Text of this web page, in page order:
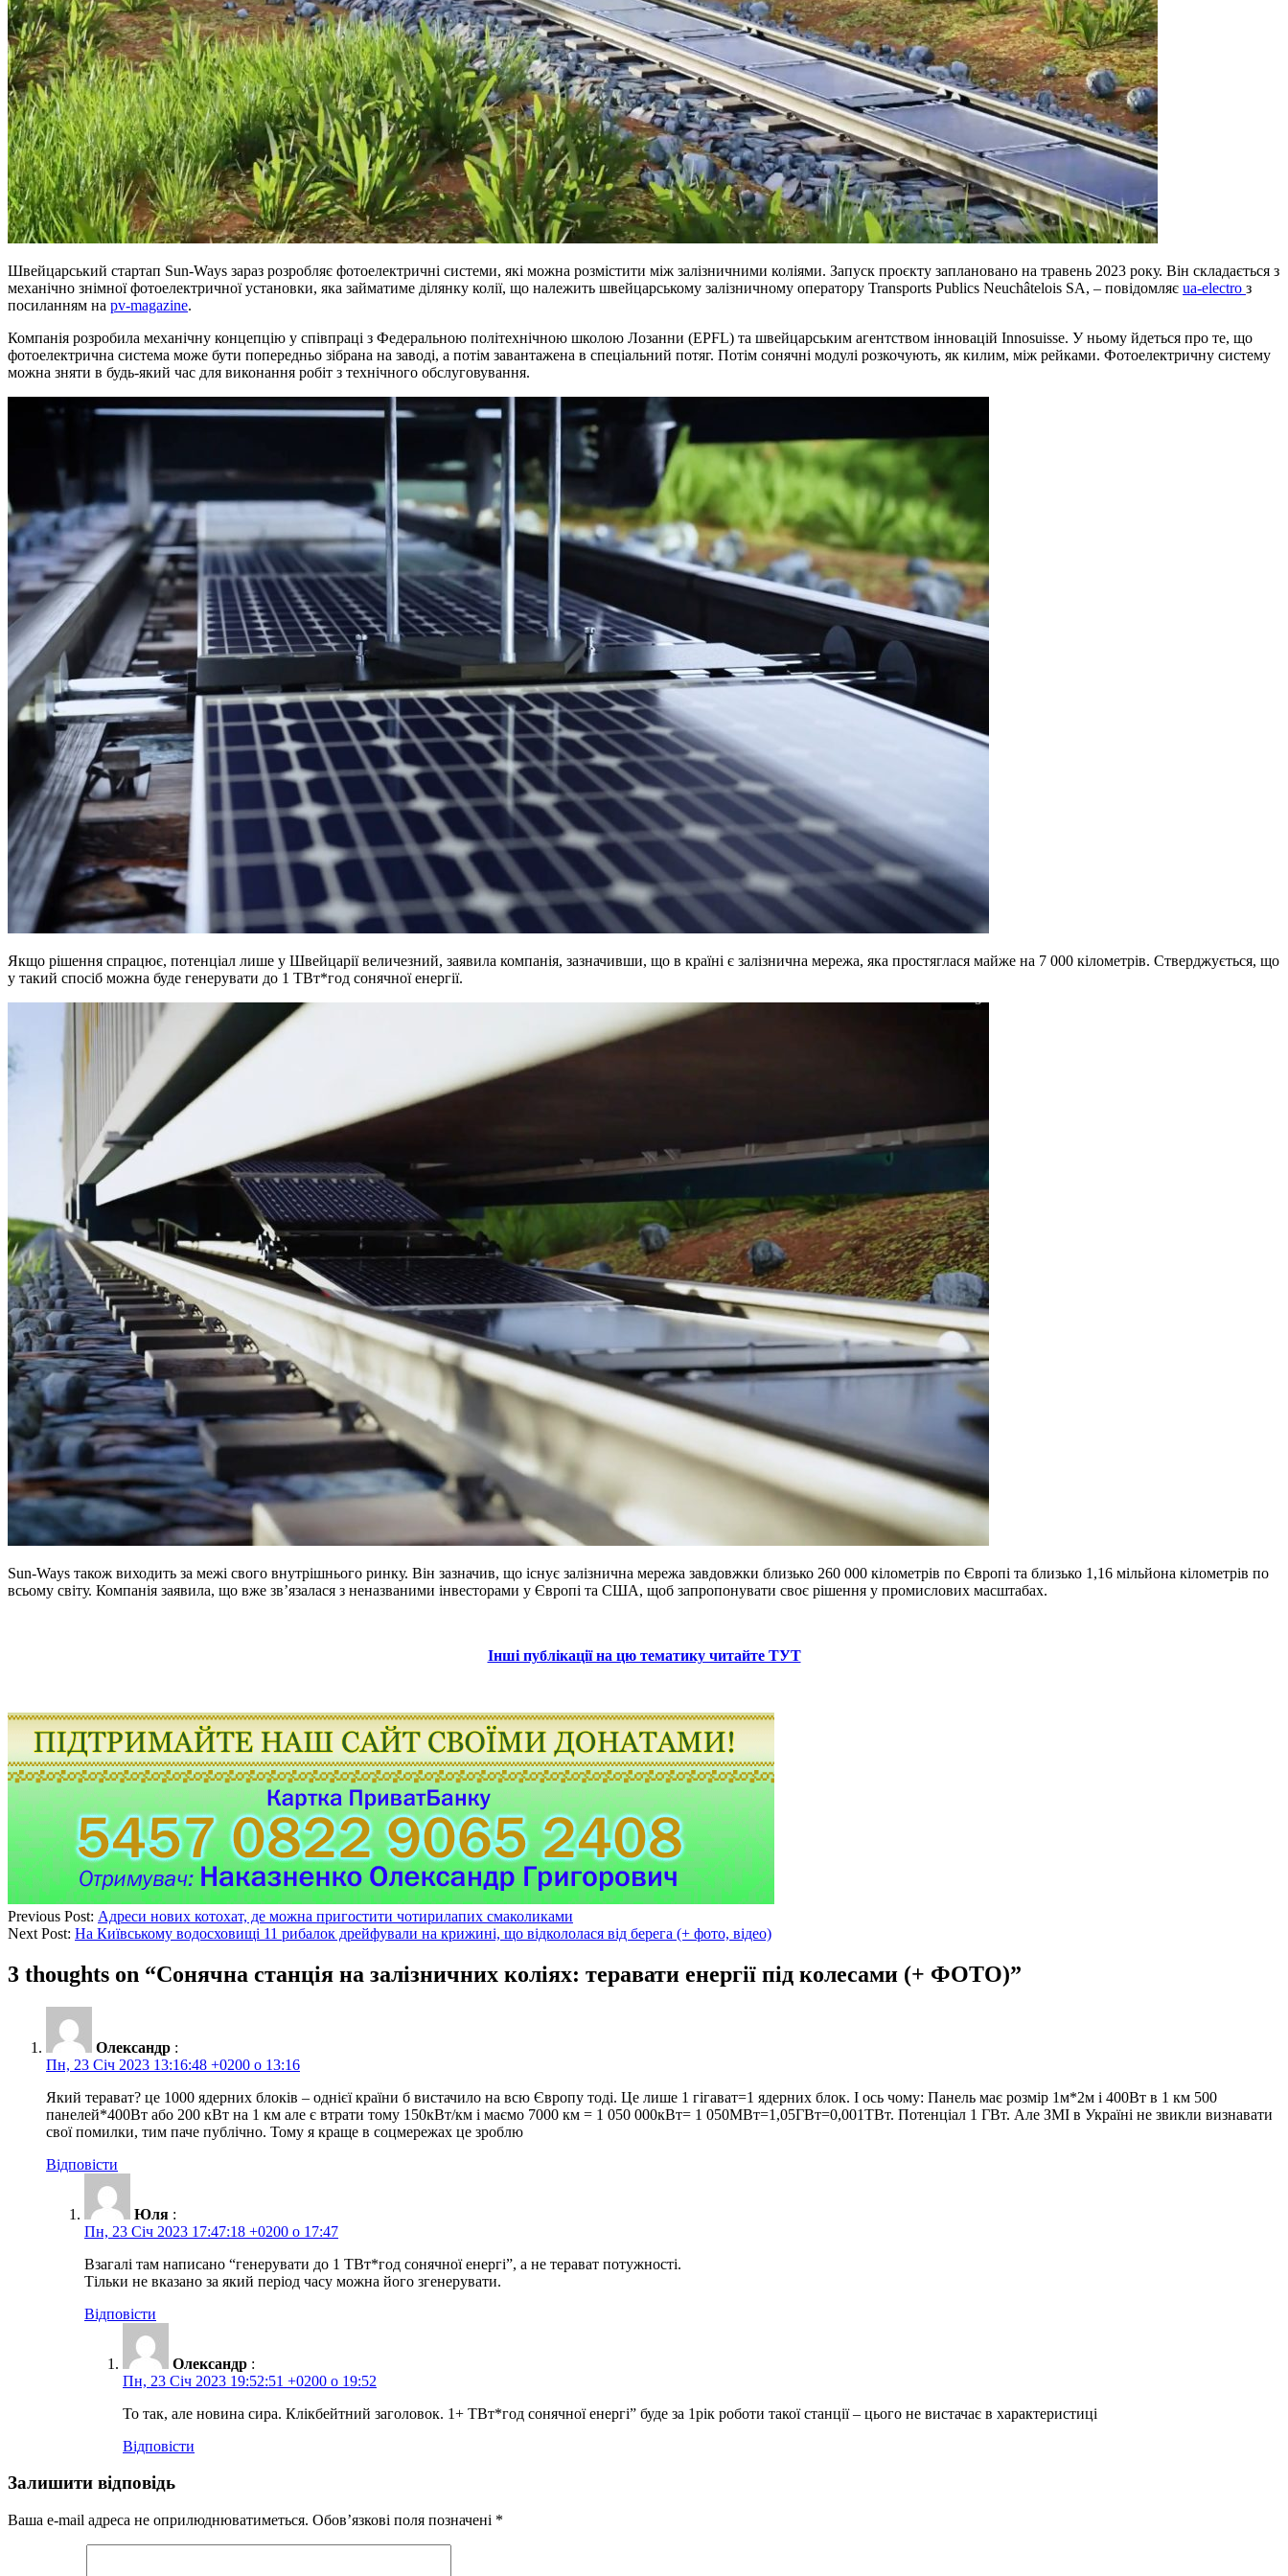
Швейцарський стартап Sun-Ways зараз розробляє фотоелектричні системи, які можна розмістити між залізничними коліями. Запуск проєкту заплановано на травень 2023 року. Він складається з
механічно знімної фотоелектричної установки, яка займатиме ділянку колії, що належить швейцарському залізничному оператору Transports Publics Neuchâtelois SA, – повідомляє ua-electro з
посиланням на pv-magazine.
Компанія розробила механічну концепцію у співпраці з Федеральною політехнічною школою Лозанни (EPFL) та швейцарським агентством інновацій Innosuisse. У ньому йдеться про те, що
фотоелектрична система може бути попередньо зібрана на заводі, а потім завантажена в спеціальний потяг. Потім сонячні модулі розкочують, як килим, між рейками. Фотоелектричну систему
можна зняти в будь-який час для виконання робіт з технічного обслуговування.
Якщо рішення спрацює, потенціал лише у Швейцарії величезний, заявила компанія, зазначивши, що в країні є залізнична мережа, яка простяглася майже на 7 000 кілометрів. Стверджується, що
у такий спосіб можна буде генерувати до 1 ТВт*год сонячної енергії.
Sun-Ways також виходить за межі свого внутрішнього ринку. Він зазначив, що існує залізнична мережа завдовжки близько 260 000 кілометрів по Європі та близько 1,16 мільйона кілометрів по
всьому світу. Компанія заявила, що вже зв’язалася з неназваними інвесторами у Європі та США, щоб запропонувати своє рішення у промислових масштабах.
Інші публікації на цю тематику читайте ТУТ
Previous Post: Адреси нових котохат, де можна пригостити чотирилапих смаколиками
Next Post: На Київському водосховищі 11 рибалок дрейфували на крижині, що відкололася від берега (+ фото, відео)
3 thoughts on “Сонячна станція на залізничних коліях: теравати енергії під колесами (+ ФОТО)”
Олександр :
Пн, 23 Січ 2023 13:16:48 +0200 о 13:16
Який терават? це 1000 ядерних блоків – однієї країни б вистачило на всю Європу тоді. Це лише 1 гігават=1 ядерних блок. І ось чому: Панель має розмір 1м*2м і 400Вт в 1 км 500
панелей*400Вт або 200 кВт на 1 км але є втрати тому 150кВт/км і маємо 7000 км = 1 050 000кВт= 1 050МВт=1,05ГВт=0,001ТВт. Потенціал 1 ГВт. Але ЗМІ в Україні не звикли визнавати
свої помилки, тим паче публічно. Тому я краще в соцмережах це зроблю
Відповісти
Юля :
Пн, 23 Січ 2023 17:47:18 +0200 о 17:47
Взагалі там написано “генерувати до 1 ТВт*год сонячної енергі”, а не терават потужності.
Тільки не вказано за який період часу можна його згенерувати.
Відповісти
Олександр :
Пн, 23 Січ 2023 19:52:51 +0200 о 19:52
То так, але новина сира. Клікбейтний заголовок. 1+ ТВт*год сонячної енергі” буде за 1рік роботи такої станції – цього не вистачає в характеристиці
Відповісти
Залишити відповідь
Ваша e-mail адреса не оприлюднюватиметься. Обов’язкові поля позначені *